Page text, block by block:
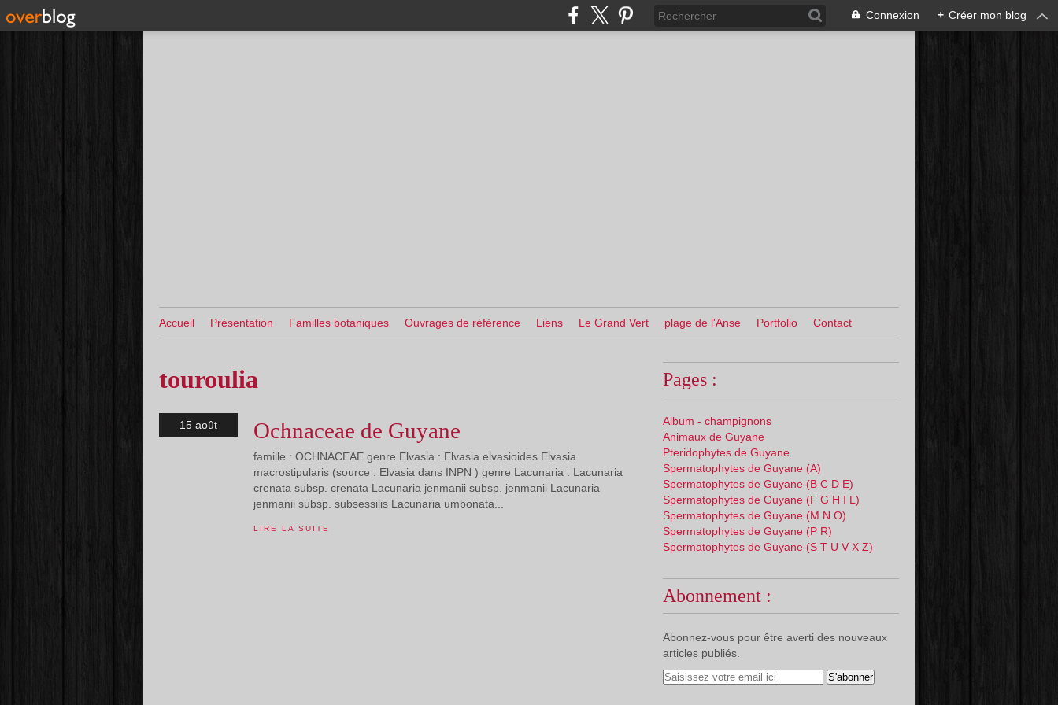
Connexion + Créer mon blog
Accueil Présentation Familles botaniques Ouvrages de référence Liens Le Grand Vert plage de l'Anse Portfolio Contact
touroulia
15 août Ochnaceae de Guyane
famille : OCHNACEAE genre Elvasia : Elvasia elvasioides Elvasia
macrostipularis (source : Elvasia dans INPN ) genre Lacunaria : Lacunaria
crenata subsp. crenata Lacunaria jenmanii subsp. jenmanii Lacunaria
jenmanii subsp. subsessilis Lacunaria umbonata...
LIRE LA SUITE
Pages :
Album - champignons
Animaux de Guyane
Pteridophytes de Guyane
Spermatophytes de Guyane (A)
Spermatophytes de Guyane (B C D E)
Spermatophytes de Guyane (F G H I L)
Spermatophytes de Guyane (M N O)
Spermatophytes de Guyane (P R)
Spermatophytes de Guyane (S T U V X Z)
Abonnement :
Abonnez-vous pour être averti des nouveaux
articles publiés.